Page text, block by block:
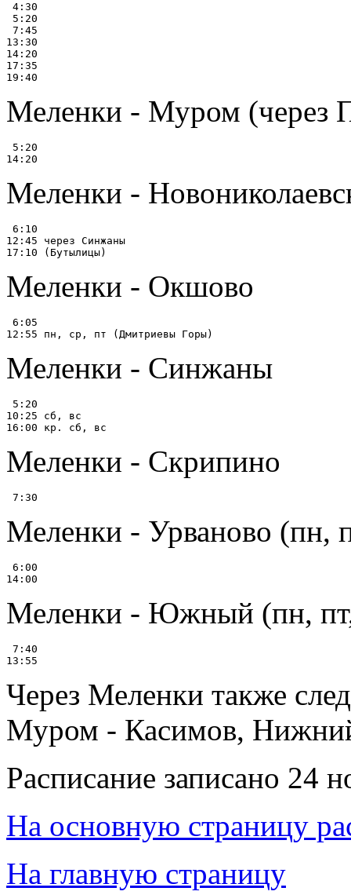
4:30
5:20
7:45
13:30
14:20
17:35
Меленки - Муром (через
5:20
Меленки -
6:10
12:45 через Синжаны
Меленки - Окшово
6:05
Меленки - Синжаны
5:20
10:25 сб, вс
Меленки - Скрипино
Меленки - Урваново (пн,
6:00
Меленки - Южный (пн,
7:40
Через Меленки также
Муром - Касимов,
Расписание записано 24
На основную страницу
На главную страницу